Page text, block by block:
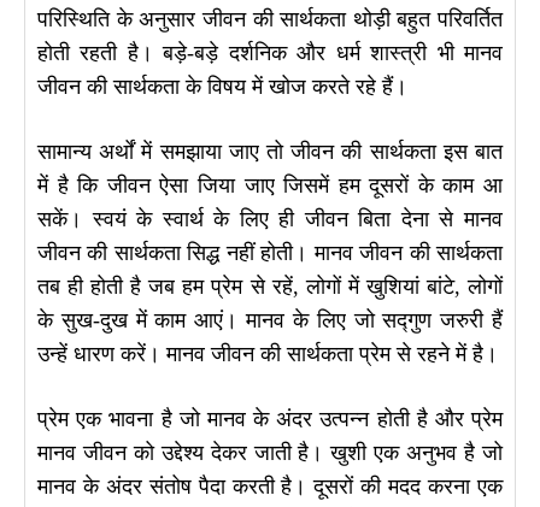
परिस्थिति के अनुसार जीवन की सार्थकता थोड़ी बहुत परिवर्तित
होती रहती है। बड़े-बड़े दर्शनिक और धर्म शास्त्री भी मानव
जीवन की सार्थकता के विषय में खोज करते रहे हैं।
सामान्य अर्थों में समझाया जाए तो जीवन की सार्थकता इस बात
में है कि जीवन ऐसा जिया जाए जिसमें हम दूसरों के काम आ
सकें। स्वयं के स्वार्थ के लिए ही जीवन बिता देना से मानव
जीवन की सार्थकता सिद्ध नहीं होती। मानव जीवन की सार्थकता
तब ही होती है जब हम प्रेम से रहें, लोगों में खुशियां बांटे, लोगों
के सुख-दुख में काम आएं। मानव के लिए जो सद्गुण जरुरी हैं
उन्हें धारण करें। मानव जीवन की सार्थकता प्रेम से रहने में है।
प्रेम एक भावना है जो मानव के अंदर उत्पन्न होती है और प्रेम
मानव जीवन को उद्देश्य देकर जाती है। खुशी एक अनुभव है जो
मानव के अंदर संतोष पैदा करती है। दूसरों की मदद करना एक